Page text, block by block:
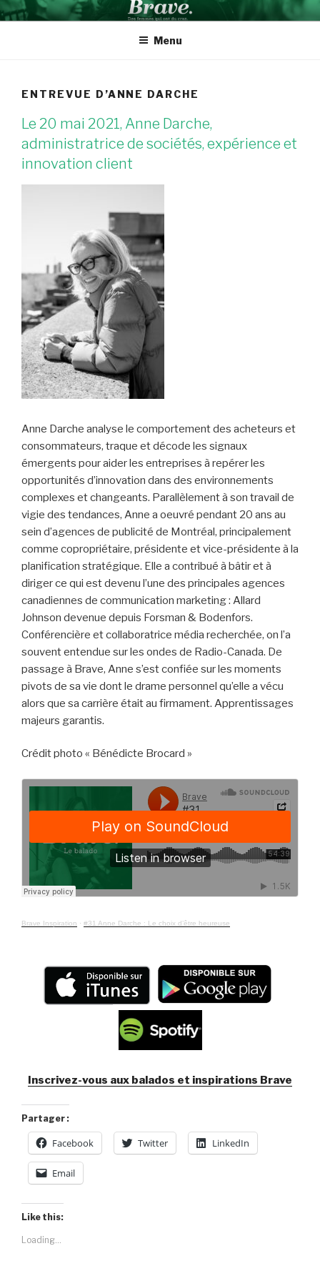
Aller
au
BRAVE INSPIRATION
Des femmes qui ont du cran
Menu
ENTREVUE D’ANNE DARCHE
Le 20 mai 2021, Anne Darche,
administratrice de sociétés, expérience et
innovation client
Anne Darche analyse le comportement des acheteurs et
consommateurs, traque et décode les signaux
émergents pour aider les entreprises à repérer les
opportunités d’innovation dans des environnements
complexes et changeants. Parallèlement à son travail de
vigie des tendances, Anne a oeuvré pendant 20 ans au
sein d’agences de publicité de Montréal, principalement
comme copropriétaire, présidente et vice-présidente à la
planification stratégique. Elle a contribué à bâtir et à
diriger ce qui est devenu l’une des principales agences
canadiennes de communication marketing : Allard
Johnson devenue depuis Forsman & Bodenfors.
Conférencière et collaboratrice média recherchée, on l’a
souvent entendue sur les ondes de Radio-Canada. De
passage à Brave, Anne s’est confiée sur les moments
pivots de sa vie dont le drame personnel qu’elle a vécu
alors que sa carrière était au firmament. Apprentissages
majeurs garantis.
Crédit photo « Bénédicte Brocard »
Brave Inspiration · #31 Anne Darche : Le choix d’être heureuse
Inscrivez-vous aux balados et inspirations Brave
Partager :
Facebook Twitter LinkedIn
Email
Like this:
Loading...